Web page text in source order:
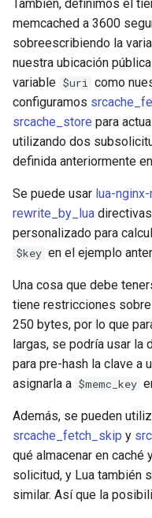
waf
weauth
websocket-proxy
websocket
woothee
worker-events
xxhash
También, definimos el
memcached a 3600
sobreescribiendo la
nuestra ubicación
variable $uri como
configuramos
srcache_store para
utilizando dos
definida anteriormente
Se puede usar lua-
rewrite_by_lua
personalizado para
$key en el ejemplo
Una cosa que debe
tiene restricciones
250 bytes, por lo que
largas, se podría usar la
para pre-hash la clave a
asignarla a $memc_key
Además, se pueden
srcache_fetch_skip y
qué almacenar en caché
solicitud, y Lua también
similar. Así que la